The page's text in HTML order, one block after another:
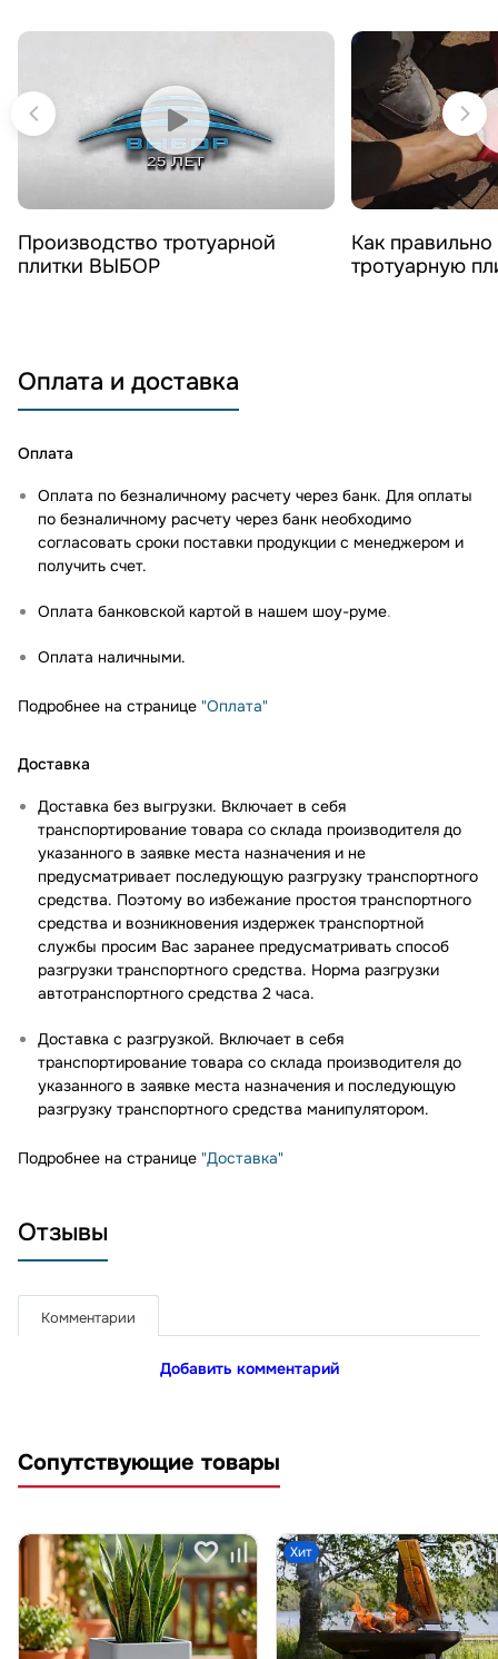
Смотреть видео
Производство тротуарной
плитки ВЫБОР
Смотреть
Как
тротуарную
Оплата и доставка
Оплата
Оплата по безналичному расчету через банк. Для оплаты
по безналичному расчету через банк необходимо
согласовать сроки поставки продукции с менеджером и
получить счет.
Оплата банковской картой в нашем шоу-руме.
Оплата наличными.
Подробнее на странице "Оплата"
Доставка
Доставка без выгрузки. Включает в себя
транспортирование товара со склада производителя до
указанного в заявке места назначения и не
предусматривает последующую разгрузку транспортного
средства. Поэтому во избежание простоя транспортного
средства и возникновения издержек транспортной
службы просим Вас заранее предусматривать способ
разгрузки транспортного средства. Норма разгрузки
автотранспортного средства 2 часа.
Доставка с разгрузкой. Включает в себя
транспортирование товара со склада производителя до
указанного в заявке места назначения и последующую
разгрузку транспортного средства манипулятором.
Подробнее на странице "Доставка"
Отзывы
Комментарии
Добавить комментарий
Сопутствующие товары
Хит